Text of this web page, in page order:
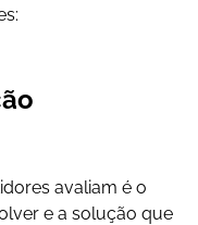
avaliam é o
e a solução que